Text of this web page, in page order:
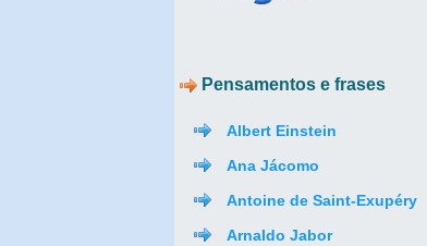
Pensamentos e frases
Albert Einstein
Ana Jácomo
Antoine de Saint-Exupéry
Arnaldo Jabor